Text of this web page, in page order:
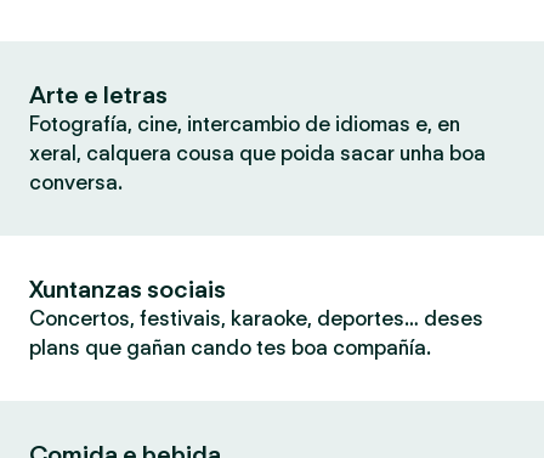
Arte e letras
Fotografía, cine, intercambio de idiomas e, en
xeral, calquera cousa que poida sacar unha boa
conversa.
Xuntanzas sociais
Concertos, festivais, karaoke, deportes… deses
plans que gañan cando tes boa compañía.